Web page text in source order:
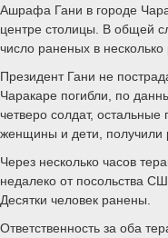
Ашрафа Гани в городе
центре столицы. В общей
число раненых в несколько
Президент Гани не
Чаракаре погибли, по
четверо солдат,
женщины и дети, получили
Через несколько часов
недалеко от посольства
Десятки человек ранены.
Ответственность за оба